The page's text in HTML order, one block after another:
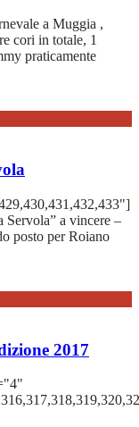
a Muggia ,
cori in totale, 1
praticamente
Servola” a vincere –
posto per Roiano
2017